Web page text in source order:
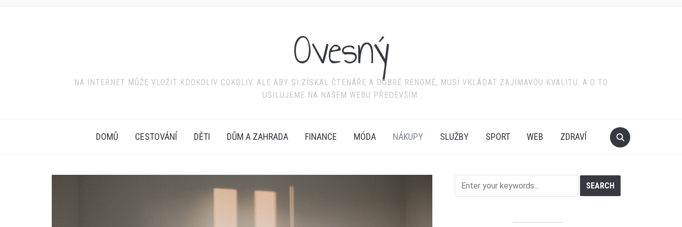
Ovesný
NA INTERNET MŮŽE VLOŽIT KDOKOLIV COKOLIV. ALE ABY SI ZÍSKAL ČTENÁŘE A DOBRÉ RENOMÉ, MUSÍ VKLÁDAT ZAJÍMAVOU KVALITU. A O TO
USILUJEME NA NAŠEM WEBU PŘEDEVŠÍM.
DOMŮ CESTOVÁNÍ DĚTI DŮM A ZAHRADA FINANCE MÓDA NÁKUPY SLUŽBY SPORT WEB ZDRAVÍ